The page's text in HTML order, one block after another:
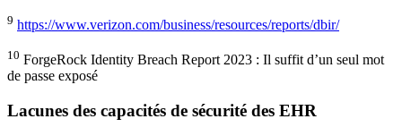
9 https://www.verizon.com/business/resources/reports/dbir/
10 ForgeRock Identity Breach Report 2023 : Il suffit d’un seul mot
de passe exposé
Lacunes des capacités de sécurité des EHR